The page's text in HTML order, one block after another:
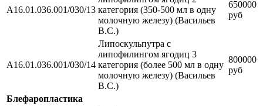
А16.01.036.001/030/13 категория (350-500 мл в одну
молочную железу) (Васильев
В.С.)
650000
руб
А16.01.036.001/030/14
Липоскульпутра с
липофилингом ягодиц 3
категория (более 500 мл в одну
молочную железу) (Васильев
В.С.)
800000
руб
Блефаропластика